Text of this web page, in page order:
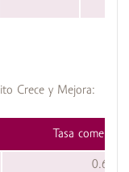
Crece y Mejora:
Tasa comercial
0.645%